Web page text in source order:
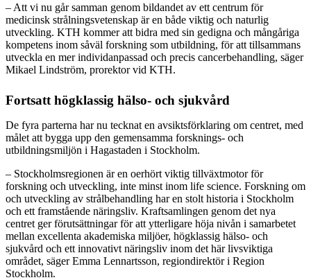
– Att vi nu går samman genom bildandet av ett centrum för
medicinsk strålningsvetenskap är en både viktig och naturlig
utveckling. KTH kommer att bidra med sin gedigna och mångåriga
kompetens inom såväl forskning som utbildning, för att tillsammans
utveckla en mer individanpassad och precis cancerbehandling, säger
Mikael Lindström, prorektor vid KTH.
Fortsatt högklassig hälso- och sjukvård
De fyra parterna har nu tecknat en avsiktsförklaring om centret, med
målet att bygga upp den gemensamma forsknings- och
utbildningsmiljön i Hagastaden i Stockholm.
– Stockholmsregionen är en oerhört viktig tillväxtmotor för
forskning och utveckling, inte minst inom life science. Forskning om
och utveckling av strålbehandling har en stolt historia i Stockholm
och ett framstående näringsliv. Kraftsamlingen genom det nya
centret ger förutsättningar för att ytterligare höja nivån i samarbetet
mellan excellenta akademiska miljöer, högklassig hälso- och
sjukvård och ett innovativt näringsliv inom det här livsviktiga
området, säger Emma Lennartsson, regiondirektör i Region
Stockholm.